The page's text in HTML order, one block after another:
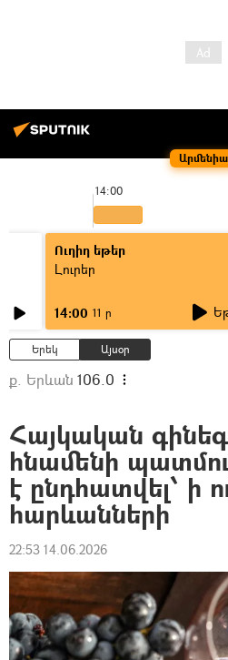
Արմենիա
14:00
Ուղիղ եթեր
Լուրեր
14:00 11 ր
Երեկ Այսօր
ք. Երևան 106.0
Հայկական
հնամենի
է ընդհատվել՝ ի
հարևանների
22:53 14.06.2026